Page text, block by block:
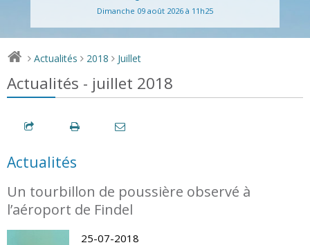
Dimanche 09 août 2026 à 11h25
> Actualités > 2018 > Juillet
Actualités - juillet 2018
Actualités
Un tourbillon de poussière observé à
l’aéroport de Findel
25-07-2018